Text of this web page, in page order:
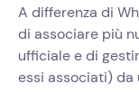
A differenza di
di associare più
ufficiale e di
essi associati) da